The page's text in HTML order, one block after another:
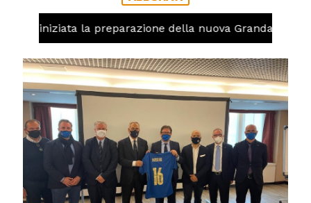
iniziata la preparazione della nuova Granda Volley